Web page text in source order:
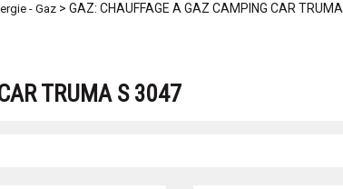
- Gaz > GAZ: CHAUFFAGE A GAZ CAMPING CAR TRUMA
TRUMA S 3047